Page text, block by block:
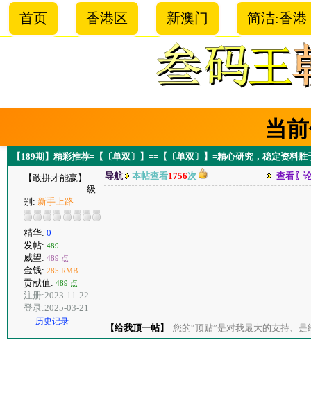
首页 香港区 新澳门 简洁:香港
当
【189期】精彩推荐=【〔单双〕】==【〔单双〕】=精心研究，稳定资料
【敢拼才能赢】
级
别: 新手上路
精华: 0
发帖: 489
威望: 489 点
金钱: 285 RMB
贡献值: 489 点
注册:2023-11-22
登录:2025-03-21
历史记录
导航 本帖查看1756次 查看〖
【给我顶一帖】 您的“顶贴”是对我最大的支持、